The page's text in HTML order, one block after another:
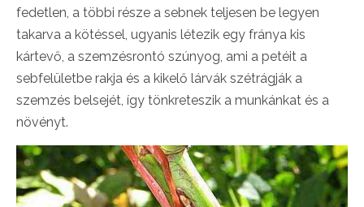
fedetlen, a többi része a sebnek teljesen be legyen
takarva a kötéssel, ugyanis létezik egy fránya kis
kártevő, a szemzésrontó szúnyog, ami a petéit a
sebfelületbe rakja és a kikelő lárvák szétrágják a
szemzés belsejét, így tönkreteszik a munkánkat és a
növényt.